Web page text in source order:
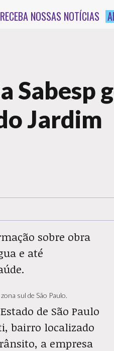
RECEBA NOSSAS NOTÍCIAS
Sabesp
Jardim
sobre obra
e até
sul de São Paulo.
de São Paulo
bairro localizado
a empresa